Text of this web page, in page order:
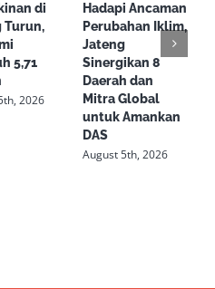
di
Turun,
5,71
2026
Hadapi Ancaman
Perubahan Iklim,
Jateng
Sinergikan 8
Daerah dan
Mitra Global
untuk Amankan
DAS
August 5th, 2026